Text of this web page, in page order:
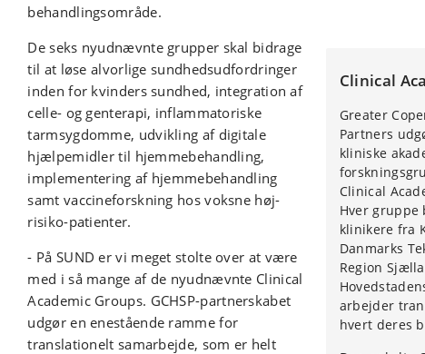
behandlingsområde.
Clinical
Greater
Partners
kliniske
Clinical
Hver gruppe
klinikere fra
Danmarks
Region
arbejder
hvert deres
De seks nyudnævnte grupper skal bidrage
til at løse alvorlige sundhedsudfordringer
inden for kvinders sundhed, integration af
celle- og genterapi, inflammatoriske
tarmsygdomme, udvikling af digitale
hjælpemidler til hjemmebehandling,
implementering af hjemmebehandling
samt vaccineforskning hos voksne høj-
risiko-patienter.
- På SUND er vi meget stolte over at være
med i så mange af de nyudnævnte Clinical
Academic Groups. GCHSP-partnerskabet
udgør en enestående ramme for
translationelt samarbejde, som er helt